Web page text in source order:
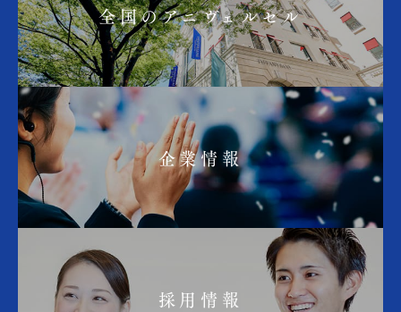
全国のアニヴェルセル
企業情報
採用情報